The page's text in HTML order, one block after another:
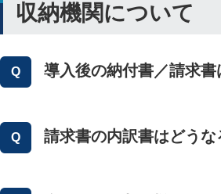
収納機関について
導入後の納付書／請求書
請求書の内訳書はどうな